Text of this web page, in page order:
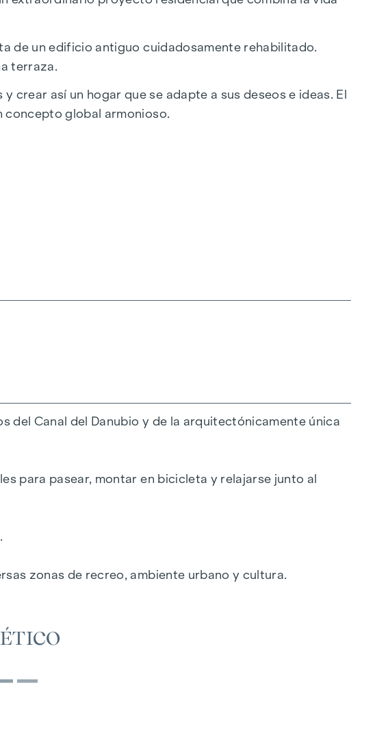
de un edificio antiguo cuidadosamente rehabilitado.
terraza.
así un hogar que se adapte a sus deseos e ideas. El
concepto global armonioso.
decidir personalmente el diseño y el mobiliario.
del Canal del Danubio y de la arquitectónicamente única
para pasear, montar en bicicleta y relajarse junto al
zonas de recreo, ambiente urbano y cultura.